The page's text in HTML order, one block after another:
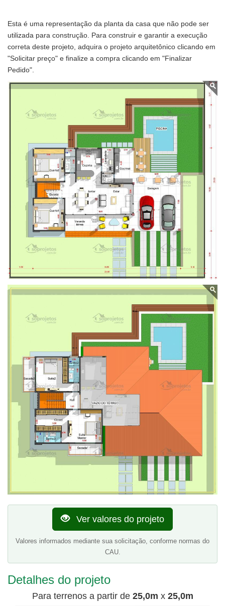
Esta é uma representação da planta da casa que não pode ser
utilizada para construção. Para construir e garantir a execução
correta deste projeto, adquira o projeto arquitetônico clicando em
"Solicitar preço" e finalize a compra clicando em "Finalizar
Pedido".
Ver valores do projeto
Valores informados mediante sua solicitação, conforme normas do
CAU.
Detalhes do projeto
Para terrenos a partir de 25,0m x 25,0m